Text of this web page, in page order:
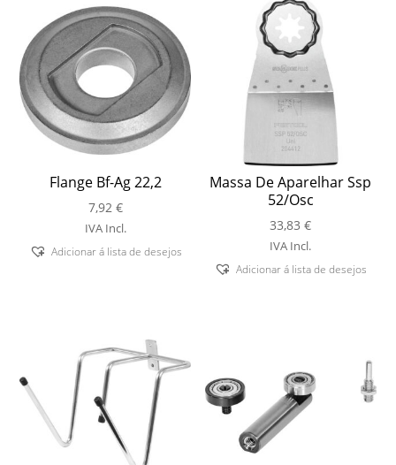
Flange Bf-Ag 22,2
7,92 €
IVA Incl.
Adicionar á lista de desejos
Massa De Aparelhar Ssp
52/Osc
33,83€
IVA Incl.
Adicionar á lista de desejos